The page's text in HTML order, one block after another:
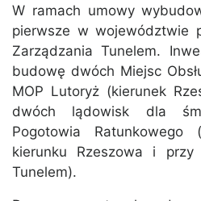
W ramach umowy
pierwsze w województwie
Zarządzania Tunelem.
budowę dwóch Miejsc
MOP Lutoryż (kierunek
dwóch lądowisk dla
Pogotowia
kierunku Rzeszowa i przy
Tunelem).